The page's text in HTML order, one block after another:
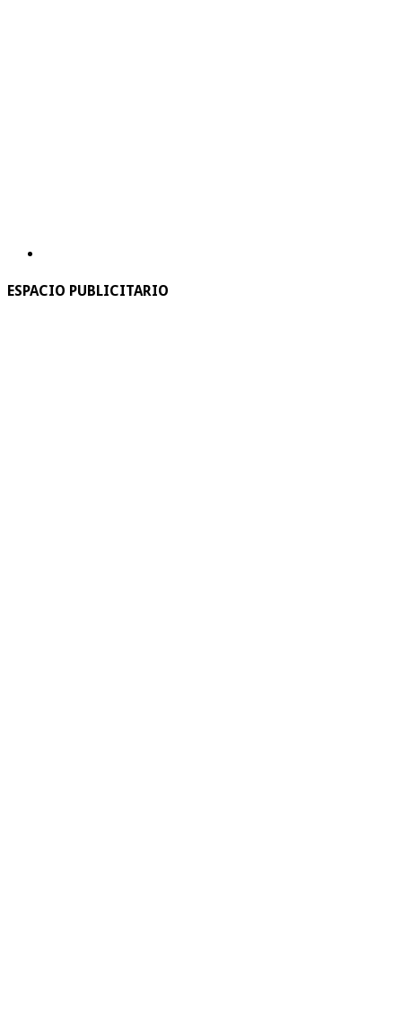
ESPACIO PUBLICITARIO